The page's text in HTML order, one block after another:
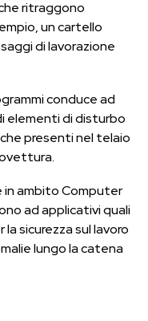
ritraggono
un cartello
di lavorazione
conduce ad
elementi di disturbo
presenti nel telaio
ambito Computer
ad applicativi quali
sicurezza sul lavoro
lungo la catena